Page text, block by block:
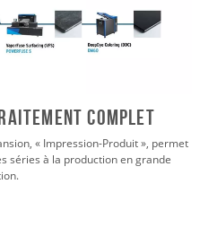
complet
« Impression-Produit », permet
séries à la production en grande